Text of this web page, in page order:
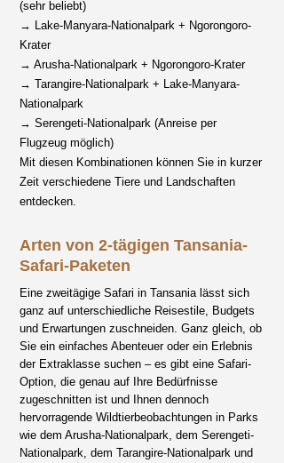
(sehr beliebt)
→ Lake-Manyara-Nationalpark + Ngorongoro-
Krater
→ Arusha-Nationalpark + Ngorongoro-Krater
→ Tarangire-Nationalpark + Lake-Manyara-
Nationalpark
→ Serengeti-Nationalpark (Anreise per
Flugzeug möglich)
Mit diesen Kombinationen können Sie in kurzer
Zeit verschiedene Tiere und Landschaften
entdecken.
Arten von 2-tägigen Tansania-
Safari-Paketen
Eine zweitägige Safari in Tansania lässt sich
ganz auf unterschiedliche Reisestile, Budgets
und Erwartungen zuschneiden. Ganz gleich, ob
Sie ein einfaches Abenteuer oder ein Erlebnis
der Extraklasse suchen – es gibt eine Safari-
Option, die genau auf Ihre Bedürfnisse
zugeschnitten ist und Ihnen dennoch
hervorragende Wildtierbeobachtungen in Parks
wie dem Arusha-Nationalpark, dem Serengeti-
Nationalpark, dem Tarangire-Nationalpark und